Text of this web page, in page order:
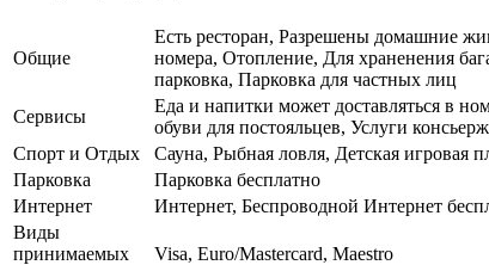
Общие
Есть ресторан, Разрешены домашние
номера, Отопление, Для храненения
парковка, Парковка для частных лиц
Сервисы
Еда и напитки может доставляться в
обуви для постояльцев, Услуги
Спорт и Отдых
Сауна, Рыбная ловля, Детская игровая
Парковка
Парковка бесплатно
Интернет
Интернет, Беспроводной Интернет
Виды
принимаемых
Visa, Euro/Mastercard, Maestro